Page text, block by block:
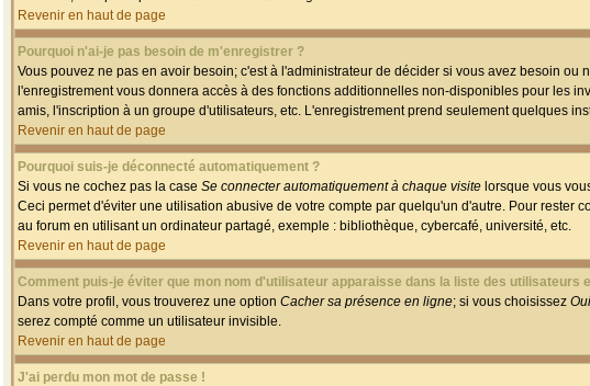
Revenir en haut de page
Pourquoi n'ai-je pas besoin de m'enregistrer ?
Vous pouvez ne pas en avoir besoin; c'est à l'administrateur de décider si vous avez besoin
l'enregistrement vous donnera accès à des fonctions additionnelles non-disponibles pour les
amis, l'inscription à un groupe d'utilisateurs, etc. L'enregistrement prend seulement quelques
Revenir en haut de page
Pourquoi suis-je déconnecté automatiquement ?
Si vous ne cochez pas la case Se connecter automatiquement à chaque visite lorsque vous
Ceci permet d'éviter une utilisation abusive de votre compte par quelqu'un d'autre. Pour rester
au forum en utilisant un ordinateur partagé, exemple : bibliothèque, cybercafé, université, etc.
Revenir en haut de page
Comment puis-je éviter que mon nom d'utilisateur apparaisse dans la liste des utilisateurs
Dans votre profil, vous trouverez une option Cacher sa présence en ligne; si vous choisissez Oui
serez compté comme un utilisateur invisible.
Revenir en haut de page
J'ai perdu mon mot de passe !